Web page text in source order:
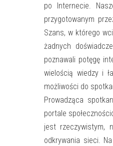
po Internecie.
przygotowanym
Szans, w którego
żadnych
poznawali potęgę
wielością wiedzy i
możliwości do
Prowadząca
portale
jest rzeczywistym,
odkrywania sieci.